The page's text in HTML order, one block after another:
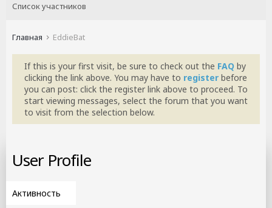
Список участников
Главная EddieBat
If this is your first visit, be sure to check out the FAQ by
clicking the link above. You may have to register before
you can post: click the register link above to proceed. To
start viewing messages, select the forum that you want
to visit from the selection below.
User Profile